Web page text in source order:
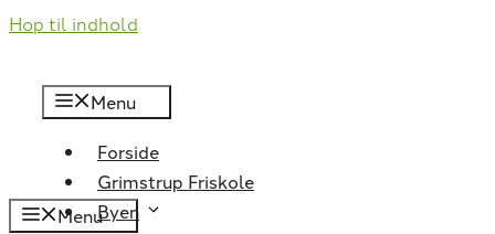
Hop til indhold
Menu
Forside
Grimstrup Friskole
Byen
Menu